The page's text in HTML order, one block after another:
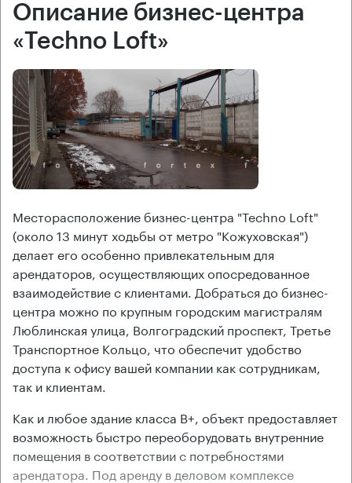
Описание бизнес-центра
«Techno Loft»
Месторасположение бизнес-центра "Techno Loft"
(около 13 минут ходьбы от метро "Кожуховская")
делает его особенно привлекательным для
арендаторов, осуществляющих опосредованное
взаимодействие с клиентами. Добраться до бизнес-
центра можно по крупным городским магистралям
Люблинская улица, Волгоградский проспект, Третье
Транспортное Кольцо, что обеспечит удобство
доступа к офису вашей компании как сотрудникам,
так и клиентам.
Как и любое здание класса В+, объект предоставляет
возможность быстро переоборудовать внутренние
помещения в соответствии с потребностями
арендатора. Под аренду в деловом комплексе